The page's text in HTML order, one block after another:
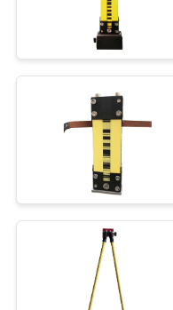
من